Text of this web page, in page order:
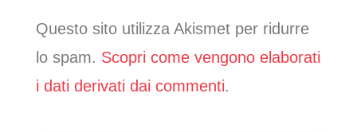
Questo sito utilizza Akismet per ridurre
lo spam. Scopri come vengono elaborati
i dati derivati dai commenti.